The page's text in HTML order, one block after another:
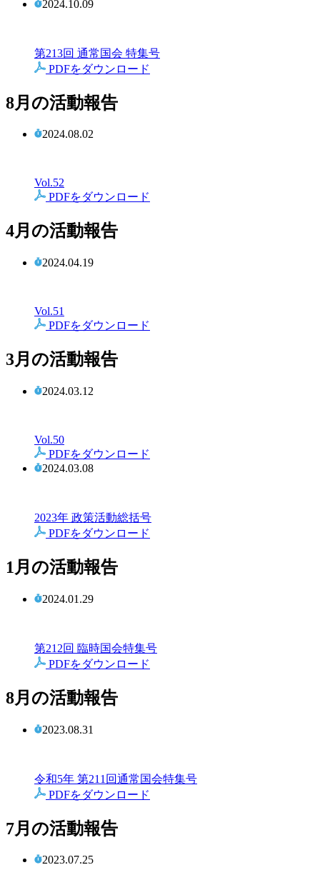
2024.10.09
第213回 通常国会 特集号
PDFをダウンロード
8月の活動報告
2024.08.02
Vol.52
PDFをダウンロード
4月の活動報告
2024.04.19
Vol.51
PDFをダウンロード
3月の活動報告
2024.03.12
Vol.50
PDFをダウンロード
2024.03.08
2023年 政策活動総括号
PDFをダウンロード
1月の活動報告
2024.01.29
第212回 臨時国会特集号
PDFをダウンロード
8月の活動報告
2023.08.31
令和5年 第211回通常国会特集号
PDFをダウンロード
7月の活動報告
2023.07.25